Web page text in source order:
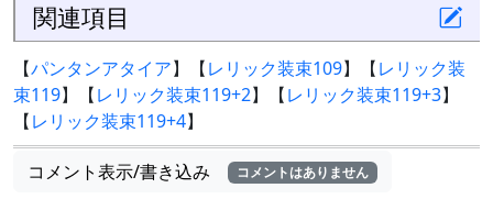
関連項目
【パンタンアタイア】【レリック装束109】【レリック装
束119】【レリック装束119+2】【レリック装束119+3】
【レリック装束119+4】
コメント表示/書き込み コメントはありません